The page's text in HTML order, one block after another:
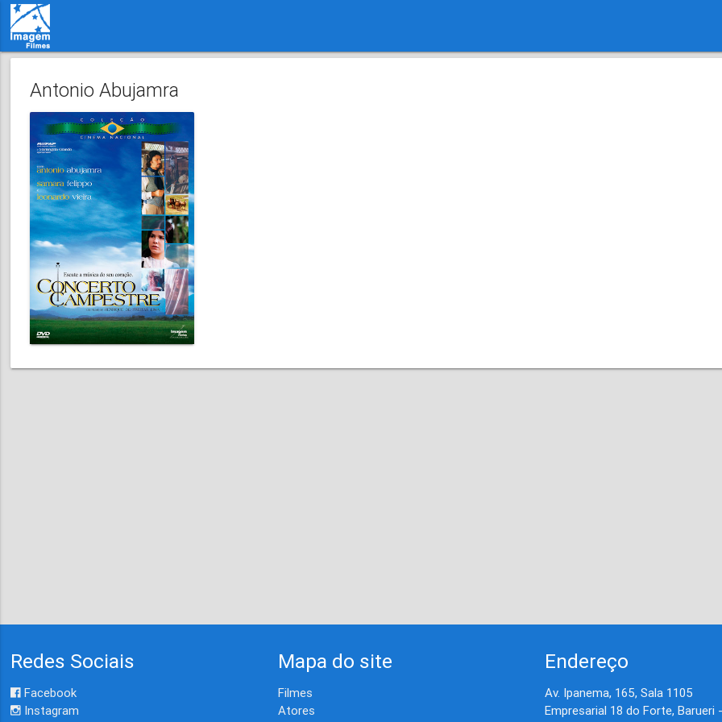
Antonio Abujamra
Redes Sociais
Facebook
Instagram
Mapa do site
Filmes
Atores
Endereço
Av. Ipanema, 165, Sala 1105
Empresarial 18 do Forte, Barueri